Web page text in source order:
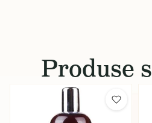
Produse